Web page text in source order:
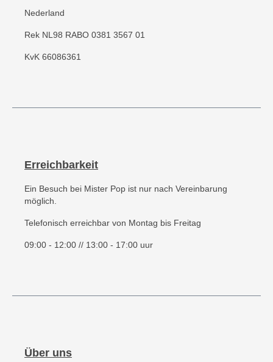
Nederland
Rek NL98 RABO 0381 3567 01
KvK 66086361
Erreichbarkeit
Ein Besuch bei Mister Pop ist nur nach Vereinbarung
möglich.
Telefonisch erreichbar von Montag bis Freitag
09:00 - 12:00 // 13:00 - 17:00 uur
Über uns